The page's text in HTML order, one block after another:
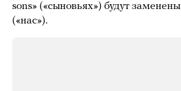
sons» («сыновьях») будут
(«нас»).